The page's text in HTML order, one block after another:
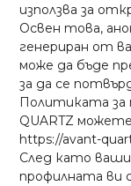
използва за
Освен това,
генериран от
може да бъде
за да се
Политиката
QUARTZ
https://avant-
След като
профилната ви